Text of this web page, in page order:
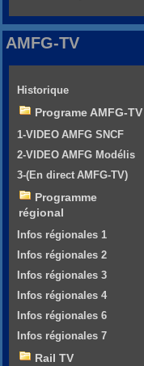
AMFG-TV
Historique
Programe AMFG-TV
1-VIDEO AMFG SNCF
2-VIDEO AMFG Modélis
3-(En direct AMFG-TV)
Programme
régional
Infos régionales 1
Infos régionales 2
Infos régionales 3
Infos régionales 4
Infos régionales 6
Infos régionales 7
Rail TV